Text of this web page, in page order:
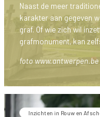
Naast de meer
karakter aan gegeven
graf. Of wie zich wil
grafmonument, kan
foto www.antwerpen.be
Inzichten in Rouw en